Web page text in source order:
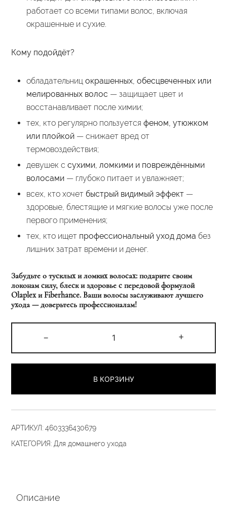
работает со всеми типами волос, включая
окрашенные и сухие.
Кому подойдёт?
обладательниц окрашенных, обесцвеченных или
мелированных волос — защищает цвет и
восстанавливает после химии;
тех, кто регулярно пользуется феном, утюжком
или плойкой— снижает вред от
термовоздействия;
девушек с сухими, ломкими и повреждёнными
волосами— глубоко питает и увлажняет;
всех, кто хочет быстрый видимый эффект—
здоровые, блестящие и мягкие волосы уже после
первого применения;
тех, кто ищет профессиональный уход дома без
лишних затрат времени и денег.
Забудьте о тусклых и ломких волосах: подарите своим
локонам силу, блеск и здоровье с передовой формулой
Olaplex и Fiberhance. Ваши волосы заслуживают лучшего
ухода — доверьтесь профессионалам!
-
товара
Экспресс-
1
«Сила
Плексов»
+
В КОРЗИНУ
АРТИКУЛ: 4603336430679
КАТЕГОРИЯ: Для домашнего ухода
Описание